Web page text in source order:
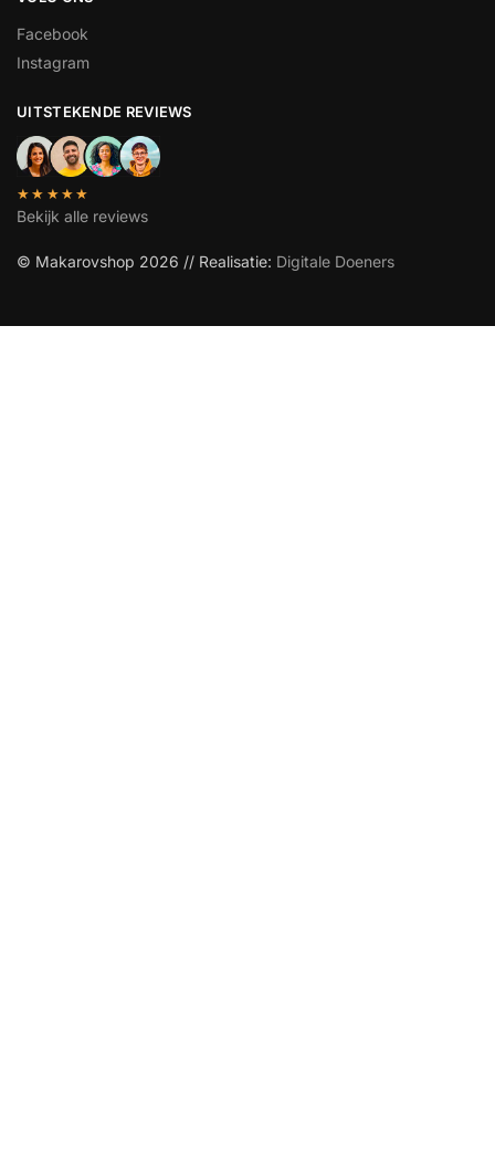
Facebook
Instagram
UITSTEKENDE REVIEWS
★★★★★
Bekijk alle reviews
© Makarovshop 2026 // Realisatie: Digitale Doeners